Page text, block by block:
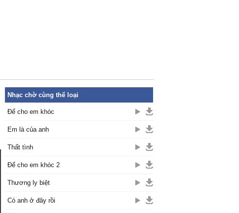
Nhạc chờ cùng thể loại
Để cho em khóc
Em là của anh
Thất tình
Để cho em khóc 2
Thương ly biệt
Có anh ở đây rồi